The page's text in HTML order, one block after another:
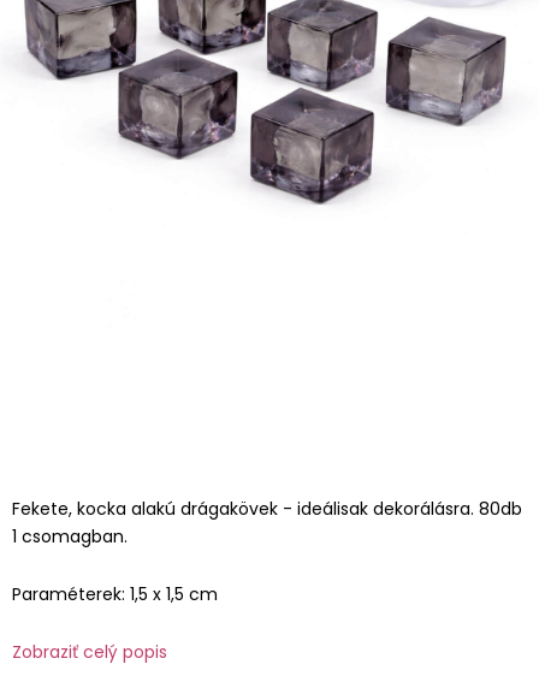
Fekete, kocka alakú drágakövek - ideálisak dekorálásra. 80db
1 csomagban.
Paraméterek: 1,5 x 1,5 cm
Zobraziť celý popis